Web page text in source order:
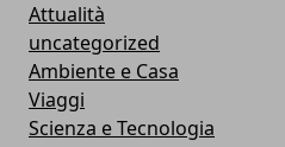
Attualità
uncategorized
Ambiente e Casa
Viaggi
Scienza e Tecnologia